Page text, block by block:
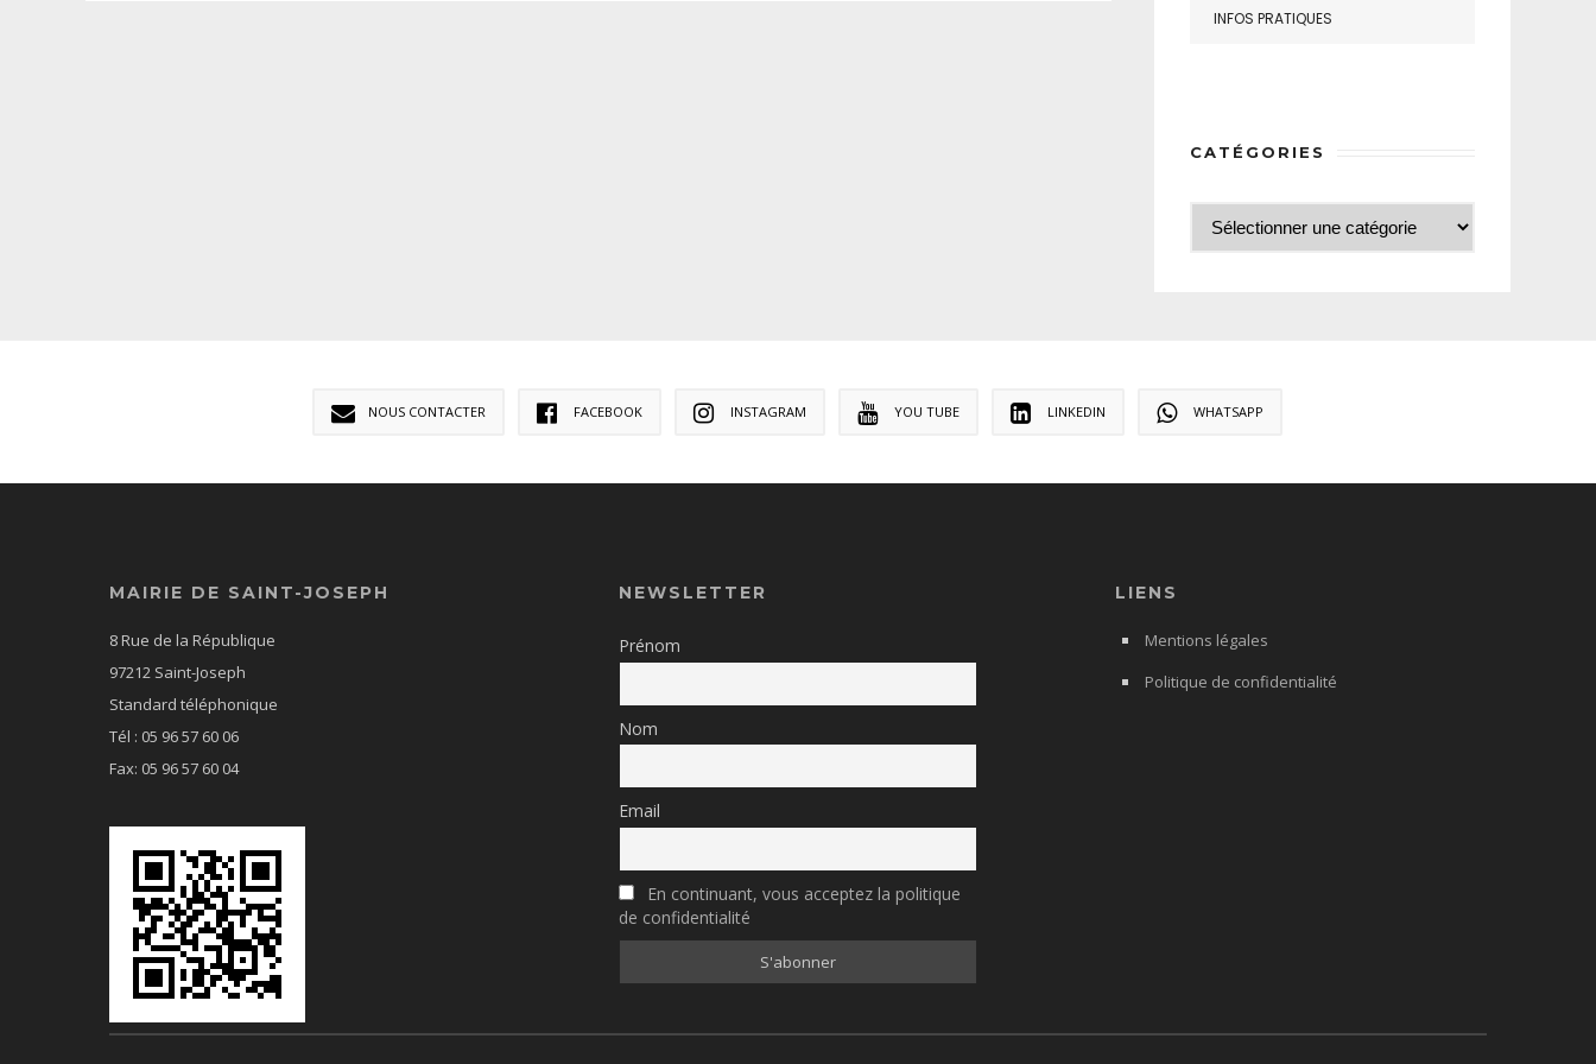
INFOS PRATIQUES
CATÉGORIES
NOUS CONTACTER FACEBOOK INSTAGRAM YOU TUBE LINKEDIN WHATSAPP
MAIRIE DE SAINT-JOSEPH
8 Rue de la République
97212 Saint-Joseph
Standard téléphonique
Tél : 05 96 57 60 06
Fax: 05 96 57 60 04
NEWSLETTER
Prénom
Nom
Email
En continuant, vous acceptez la politique
de confidentialité
LIENS
Mentions légales
Politique de confidentialité